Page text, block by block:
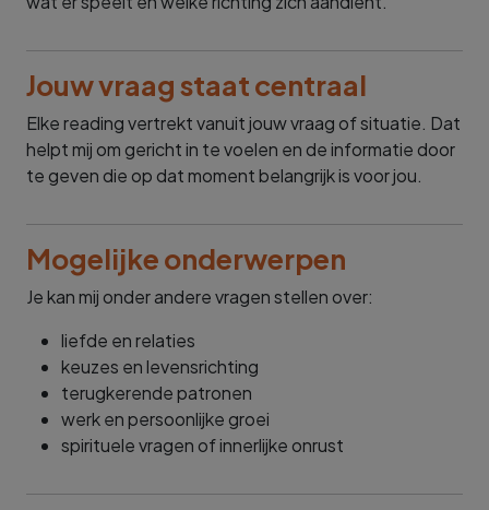
Jouw vraag staat centraal
Elke reading vertrekt vanuit jouw vraag of situatie. Dat
helpt mij om gericht in te voelen en de informatie door
te geven die op dat moment belangrijk is voor jou.
Mogelijke onderwerpen
Je kan mij onder andere vragen stellen over:
liefde en relaties
keuzes en levensrichting
terugkerende patronen
werk en persoonlijke groei
spirituele vragen of innerlijke onrust